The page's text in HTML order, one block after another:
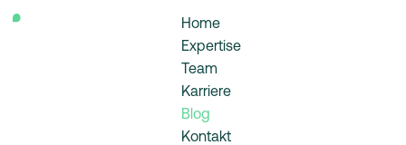
Home
Expertise
Team
Karriere
Blog
Kontakt